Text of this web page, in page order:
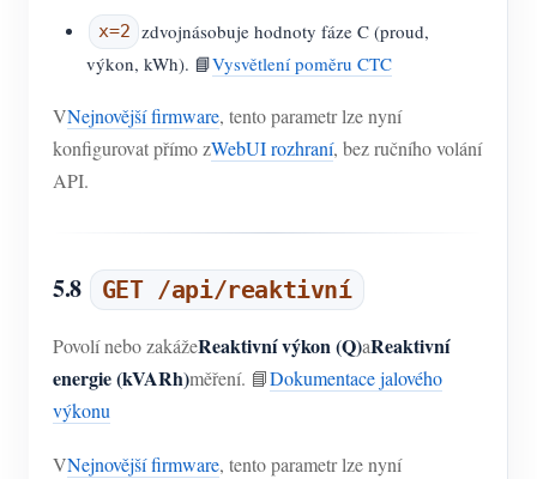
x=2 zdvojnásobuje hodnoty fáze C (proud,
výkon, kWh). 📘Vysvětlení poměru CTC
VNejnovější firmware, tento parametr lze nyní
konfigurovat přímo zWebUI rozhraní, bez ručního volání
API.
5.8 GET /api/reaktivní
Povolí nebo zakážeReaktivní výkon (Q)aReaktivní
energie (kVARh)měření. 📘Dokumentace jalového
výkonu
VNejnovější firmware, tento parametr lze nyní